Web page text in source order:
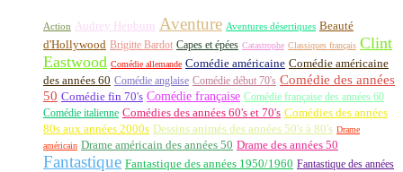
Action Audrey Hepburn Aventure Aventures désertiques Beauté
d'Hollywood Brigitte Bardot Capes et épées Catastrophe Classiques français Clint
Eastwood Comédie allemande Comédie américaine Comédie américaine
des années 60 Comédie anglaise Comédie début 70's Comédie des années
50 Comédie fin 70's Comédie française Comédie française des années 60
Comédie italienne Comédies des années 60's et 70's Comédies des années
80s aux années 2000s Dessins animés des années 50's à 80's Drame
américain Drame américain des années 50 Drame des années 50
Fantastique Fantastique des années 1950/1960 Fantastique des années